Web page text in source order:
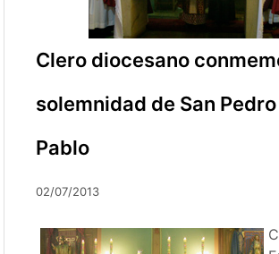
Clero diocesano
solemnidad de San Pedro
Pablo
02/07/2013